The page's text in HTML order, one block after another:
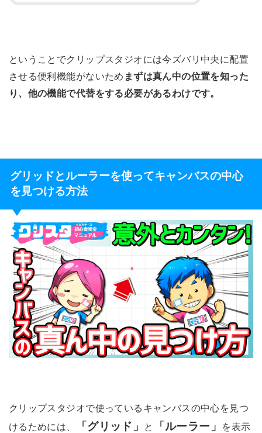
ということでクリップスタジオには今ズバリ中央に配置
させる便利機能がないため まずは真ん中の位置を知った
り、他の機能で代替をする必要があるわけです。
グリッドとルーラーを使ってキャンバスの中心
を見つける方法
クリップスタジオで使っているキャンバスの中心を見つ
けるためには、
「グリッド」 と 「ルーラー」 を表示